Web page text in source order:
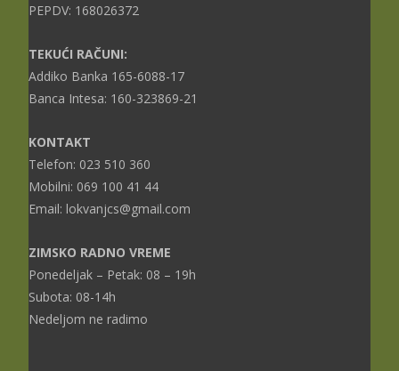
PEPDV: 168026372
TEKUĆI RAČUNI:
Addiko Banka 165-6088-17
Banca Intesa: 160-323869-21
KONTAKT
Telefon: 023 510 360
Mobilni: 069 100 41 44
Email: lokvanjcs@gmail.com
ZIMSKO RADNO VREME
Ponedeljak – Petak: 08 – 19h
Subota: 08-14h
Nedeljom ne radimo